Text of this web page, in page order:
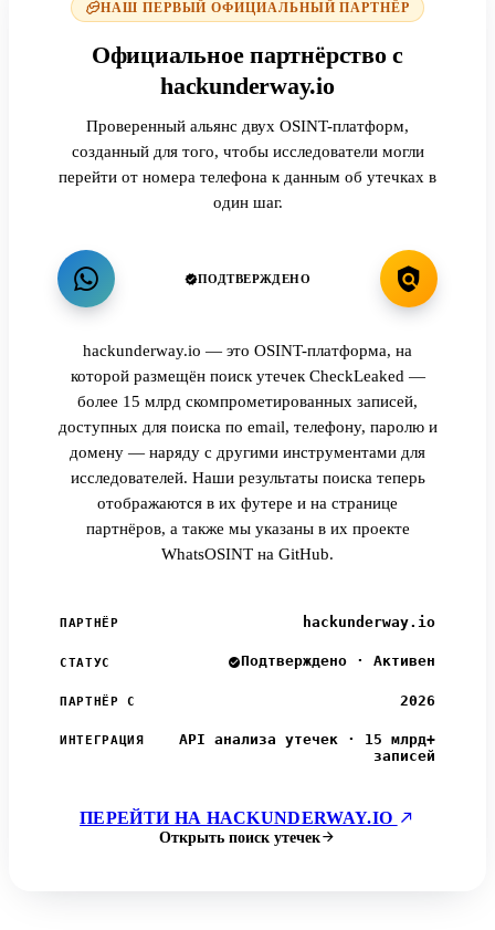
НАШ ПЕРВЫЙ ОФИЦИАЛЬНЫЙ ПАРТНЁР
Официальное партнёрство с
hackunderway.io
Проверенный альянс двух OSINT-платформ,
созданный для того, чтобы исследователи могли
перейти от номера телефона к данным об утечках в
один шаг.
ПОДТВЕРЖДЕНО
hackunderway.io — это OSINT-платформа, на
которой размещён поиск утечек CheckLeaked —
более 15 млрд скомпрометированных записей,
доступных для поиска по email, телефону, паролю и
домену — наряду с другими инструментами для
исследователей. Наши результаты поиска теперь
отображаются в их футере и на странице
партнёров, а также мы указаны в их проекте
WhatsOSINT на GitHub.
ПАРТНЁР hackunderway.io
СТАТУС Подтверждено · Активен
ПАРТНЁР С 2026
ИНТЕГРАЦИЯ
API анализа утечек · 15 млрд+
записей
ПЕРЕЙТИ НА HACKUNDERWAY.IO
Открыть поиск утечек